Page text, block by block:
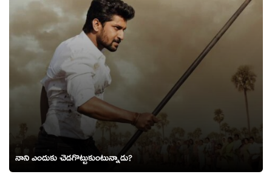
నాని ఎందుకు చెడ‌గొట్టుకుంటున్నాడు?